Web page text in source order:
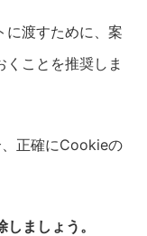
に渡すために、案
ことを推奨しま
正確にCookieの
ましょう。